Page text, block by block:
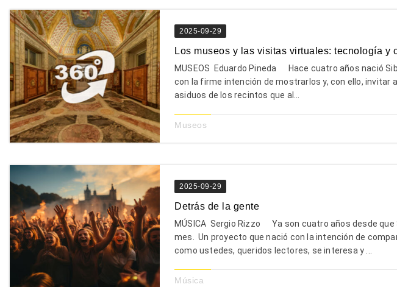
2025-09-29
Los museos y las visitas virtuales: tecnología y
MUSEOS Eduardo Pineda Hace cuatro años nació
con la firme intención de mostrarlos y, con ello,
asiduos de los recintos que al...
Museos
2025-09-29
Detrás de la gente
MÚSICA Sergio Rizzo Ya son cuatro años desde
mes. Un proyecto que nació con la intención de
como ustedes, queridos lectores, se interesa y ...
Música